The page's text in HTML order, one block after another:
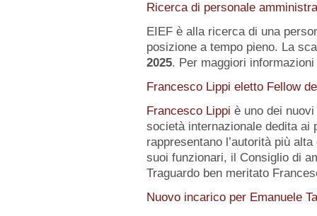
Ricerca di personale
EIEF è alla ricerca di una
posizione a tempo pieno. La
2025. Per maggiori informazioni
Francesco Lippi eletto Fellow
Francesco Lippi è uno dei nuovi
società internazionale dedita ai
rappresentano l’autorità più
suoi funzionari, il Consiglio di
Traguardo ben meritato
Nuovo incarico per Emanuele